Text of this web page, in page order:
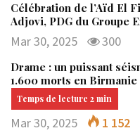
Célébration de l’Aïd El
Adjovi, PDG du Groupe
Mar 30, 2025 300
Drame : un puissant
1.600 morts en Birmanie
Mar 30, 2025 1 152